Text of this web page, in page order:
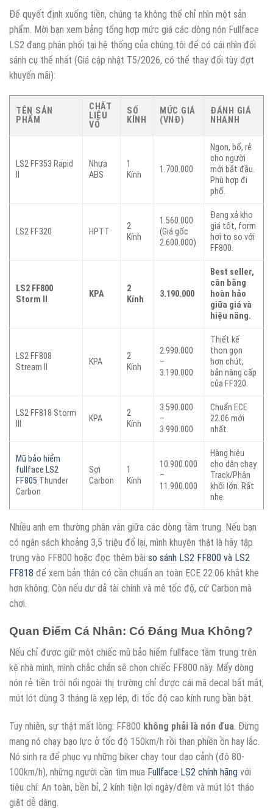
Để quyết định xuống tiền, chúng ta không thể chỉ nhìn một sản
phẩm. Mời bạn xem bảng tổng hợp mức giá các dòng nón Fullface
LS2 đang phân phối tại hệ thống của chúng tôi để có cái nhìn đối
sánh cụ thể nhất (Giá cập nhật T5/2026, có thể thay đổi tùy đợt
khuyến mãi):
TÊN SẢN
PHẨM
CHẤT
LIỆU
VỎ
SỐ
KÍNH
MỨC GIÁ
(VNĐ)
ĐÁNH GIÁ
NHANH
LS2 FF353 Rapid
Nhựa
ABS
1
Kính
1.700.000
Ngon, bổ, rẻ
cho người
mới bắt đầu.
Phù hợp đi
phố.
LS2 FF320 HPTT
2
Kính
1.560.000
(Giá gốc
2.600.000)
Đang xả kho
giá tốt, form
hơi to so với
FF800.
LS2 FF800
Storm II
KPA
2
Kính
3.190.000
Best seller,
cân bằng
hoàn hảo
giữa giá và
hiệu năng.
LS2 FF808
Stream II
KPA
2
Kính
2.990.000
–
3.190.000
Thiết kế
thon gọn
hơn chút,
bản nâng cấp
của FF320.
LS2 FF818 Storm
KPA
2
Kính
3.590.000
–
3.990.000
Chuẩn ECE
22.06 mới
nhất.
Mũ bảo hiểm
fullface LS2
FF805 Thunder
Carbon
Sợi
Carbon
1
Kính
10.900.000
–
11.900.000
Hàng hiệu
cho dân chạy
Track/Phân
khối lớn. Rất
nhẹ.
Nhiều anh em thường phân vân giữa các dòng tầm trung. Nếu bạn
có ngân sách khoảng 3,5 triệu đổ lại, mình khuyên thật là hãy tập
trung vào FF800 hoặc đọc thêm bài so sánh LS2 FF800 và LS2
FF818 để xem bản thân có cần chuẩn an toàn ECE 22.06 khắt khe
hơn không. Còn nếu dư dả tài chính và mê tốc độ, cứ Carbon mà
chơi.
Quan Điểm Cá Nhân: Có Đáng Mua Không?
Nếu chỉ được giữ một chiếc mũ bảo hiểm fullface tầm trung trên
kệ nhà mình, mình chắc chắn sẽ chọn chiếc FF800 này. Mấy dòng
nón rẻ tiền trôi nổi ngoài thị trường chỉ được cái mã decal bắt mắt,
mút lót dùng 3 tháng là xẹp lép, đi tốc độ cao kính rung bần bật.
Tuy nhiên, sự thật mất lòng: FF800 không phải là nón đua . Đừng
mang nó chạy bạo lực ở tốc độ 150km/h rồi than phiền ồn hay lắc.
Nó sinh ra để phục vụ những biker chạy tour dạo cảnh (độ 80-
100km/h), những người cần tìm mua Fullface LS2 chính hãng với
tiêu chí: An toàn, bền bỉ, 2 kính tiện lợi ngày/đêm và mút lót tháo
giặt dễ dàng.